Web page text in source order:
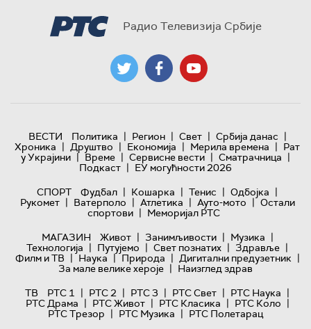
Радио Телевизија Србије
ВЕСТИ Политика | Регион | Свет | Србија данас |
Хроника | Друштво | Економија | Мерила времена | Рат
у Украјини | Време | Сервисне вести | Сматрачница |
Подкаст | ЕУ могућности 2026
СПОРТ
Фудбал | Кошарка | Тенис | Одбојка |
Рукомет | Ватерполо | Атлетика | Ауто-мото | Остали
спортови | Меморијал РТС
МАГАЗИН
Живот | Занимљивости | Музика |
Технологијa | Путујемо | Свет познатих | Здравље |
Филм и ТВ | Наука | Природа | Дигитални предузетник |
За мале велике хероје | Наизглед здрав
ТВ
РТС 1 | РТС 2 | РТС 3 | РТС Свет | РТС Наука |
РТС Драма | РТС Живот | РТС Класика | РТС Коло |
РТС Трезор | РТС Музика | РТС Полетарац